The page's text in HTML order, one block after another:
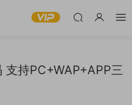
支持PC+WAP+APP三